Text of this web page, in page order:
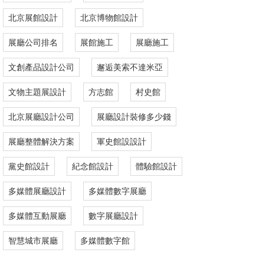
北京展館設計 北京博物館設計
展廳公司排名 展館施工 展廳施工
文創產品設計公司 邂逅美索不達米亞
文物主題展設計 方志館 村史館
北京展廳設計公司 展廳設計裝修多少錢
展廳整體解決方案 軍史館設設計
黨史館設計 紀念館設計 體驗館設計
多媒體展廳設計 多媒體數字展廳
多媒體互動展廳 數字展廳設計
智慧城市展廳 多媒體數字館